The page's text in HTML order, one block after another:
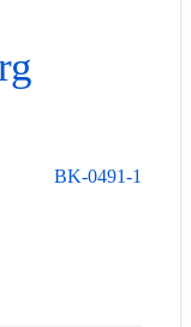
BK-0491-1